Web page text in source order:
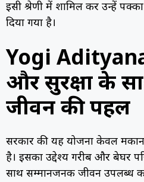
इसी श्रेणी में शामिल कर उन्हें
दिया गया है।
Yogi
और सुरक्षा के
जीवन की पहल
सरकार की यह योजना केवल
है। इसका उद्देश्य गरीब और बेघर
साथ सम्मानजनक जीवन उपलब्ध